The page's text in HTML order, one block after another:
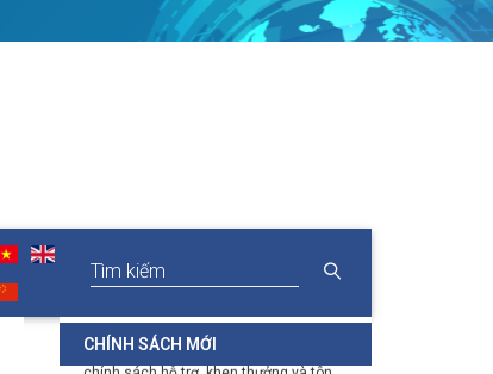
CHÍNH SÁCH MỚI
06-08-2026
Nghị định số 307/2026/NĐ-CP quy định